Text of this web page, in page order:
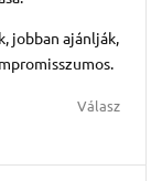
jobban ajánlják,
Válasz